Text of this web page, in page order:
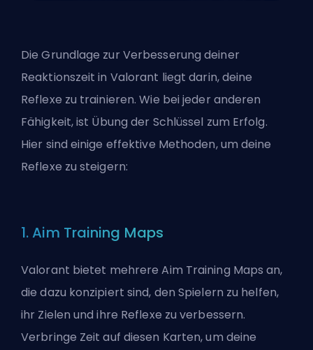
Die Grundlage zur Verbesserung deiner
Reaktionszeit in Valorant liegt darin, deine
Reflexe zu trainieren. Wie bei jeder anderen
Fähigkeit, ist Übung der Schlüssel zum Erfolg.
Hier sind einige effektive Methoden, um deine
Reflexe zu steigern:
1. Aim Training Maps
Valorant bietet mehrere Aim Training Maps an,
die dazu konzipiert sind, den Spielern zu helfen,
ihr Zielen und ihre Reflexe zu verbessern.
Verbringe Zeit auf diesen Karten, um deine